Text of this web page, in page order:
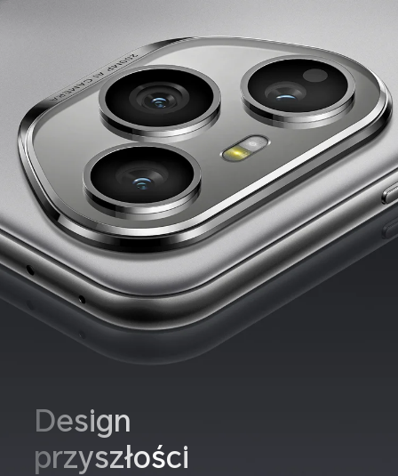
Design
przyszłości